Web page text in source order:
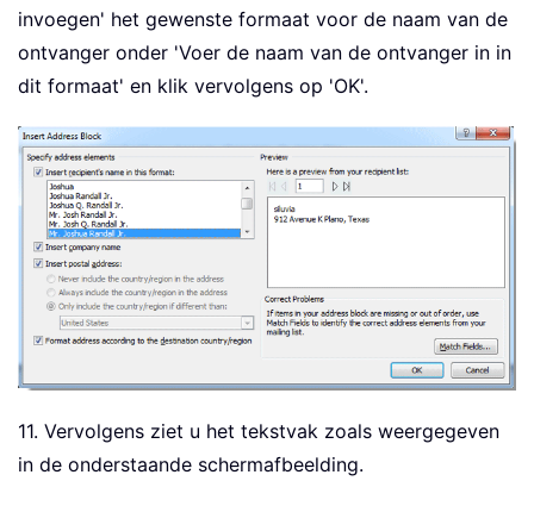
invoegen' het gewenste formaat voor de naam van de
ontvanger onder 'Voer de naam van de ontvanger in in
dit formaat' en klik vervolgens op 'OK'.
11. Vervolgens ziet u het tekstvak zoals weergegeven
in de onderstaande schermafbeelding.